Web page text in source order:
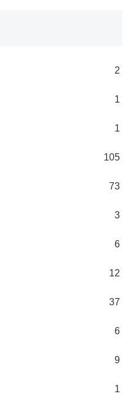
2
1
1
105
73
3
6
12
37
6
9
1